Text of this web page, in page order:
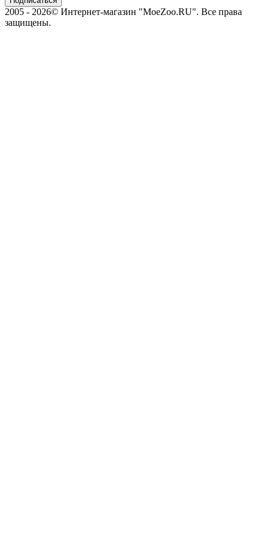
2005 - 2026© Интернет-магазин "MoeZoo.RU". Все права
защищены.